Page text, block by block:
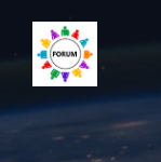
conținut